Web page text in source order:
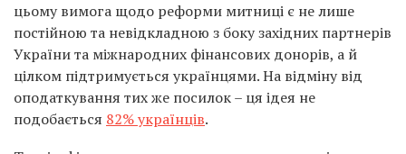
цьому вимога щодо реформи митниці є не лише
постійною та невідкладною з боку західних партнерів
України та міжнародних фінансових донорів, а й
цілком підтримується українцями. На відміну від
оподаткування тих же посилок – ця ідея не
подобається 82% українців.